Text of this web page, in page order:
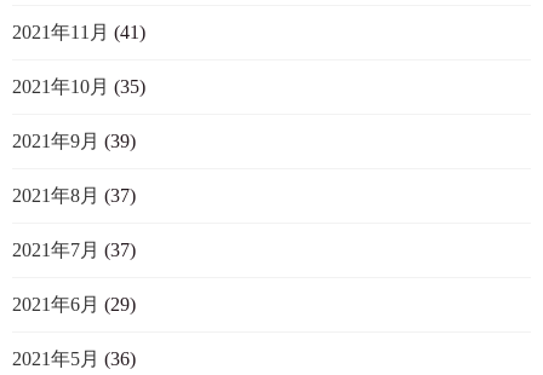
2021年11月 (41)
2021年10月 (35)
2021年9月 (39)
2021年8月 (37)
2021年7月 (37)
2021年6月 (29)
2021年5月 (36)